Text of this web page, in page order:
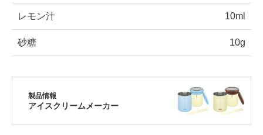
レモン汁 10ml
砂糖 10g
製品情報
アイスクリームメーカー